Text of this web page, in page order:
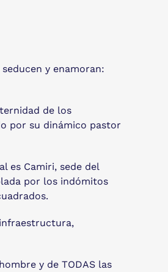
y enamoran:
de los
por su dinámico pastor
es Camiri, sede del
por los indómitos
y de TODAS las